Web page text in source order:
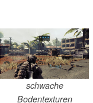
schwache
Bodentexturen